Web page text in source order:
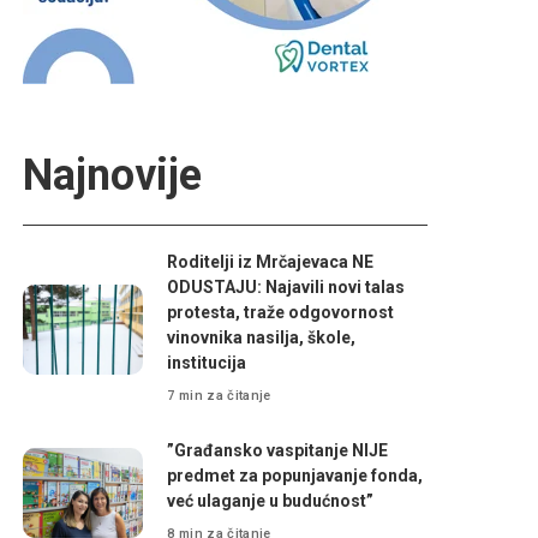
Najnovije
Roditelji iz Mrčajevaca NE
ODUSTAJU: Najavili novi talas
protesta, traže odgovornost
vinovnika nasilja, škole,
institucija
7 min za čitanje
”Građansko vaspitanje NIJE
predmet za popunjavanje fonda,
već ulaganje u budućnost”
8 min za čitanje